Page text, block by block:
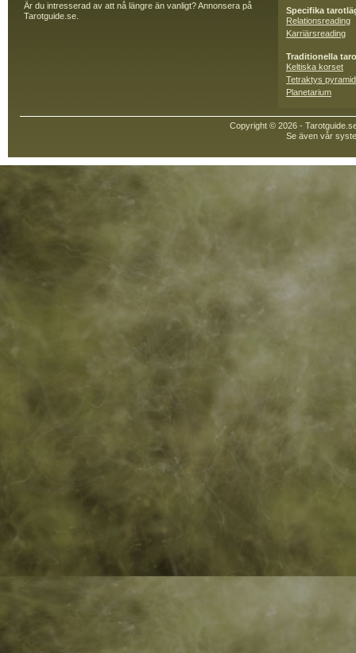
Är du intresserad av att nå längre än vanligt? Annonsera på
Tarotguide.se.
Specifika
Relationsreading
Karriärsreading
Traditionella
Keltiska korset
Tetraktys pyramid
Planetarium
Copyright © 2026 -
Se även vår